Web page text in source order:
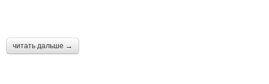
читать дальше →